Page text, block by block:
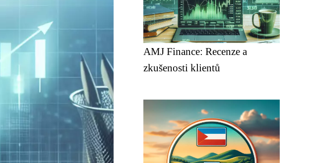
AMJ Finance: Recenze a
zkušenosti klientů